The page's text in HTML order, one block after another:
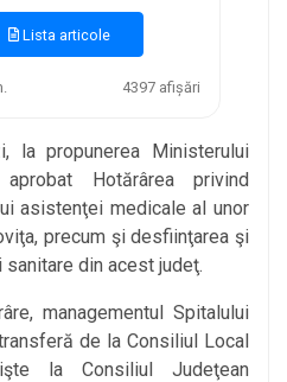
Lista articole
4397 afișări
propunerea Ministerului
Hotărârea privind
asistenţei medicale al unor
precum şi desfiinţarea şi
din acest judeţ.
managementul Spitalului
de la Consiliul Local
la Consiliul Judeţean